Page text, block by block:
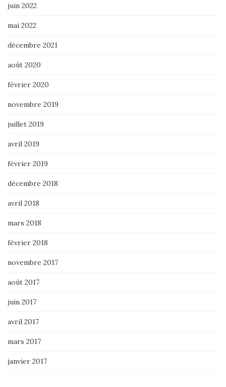
juin 2022
mai 2022
décembre 2021
août 2020
février 2020
novembre 2019
juillet 2019
avril 2019
février 2019
décembre 2018
avril 2018
mars 2018
février 2018
novembre 2017
août 2017
juin 2017
avril 2017
mars 2017
janvier 2017